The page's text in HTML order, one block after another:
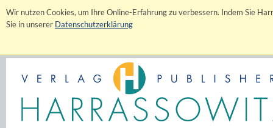
Wir nutzen Cookies, um Ihre Online-Erfahrung zu verbessern. Indem Sie
Sie in unserer Datenschutzerklärung